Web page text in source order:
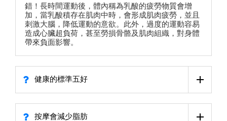
錯！長時間運動後，體內稱為乳酸的疲勞物質會增
加，當乳酸積存在肌肉中時，會形成肌肉疲勞，並且
刺激大腦，降低運動的意欲。此外，過度的運動容易
造成心臟超負荷，甚至勞損骨骼及肌肉組織，對身體
帶來負面影響。
健康的標準五好
按摩會減少脂肪